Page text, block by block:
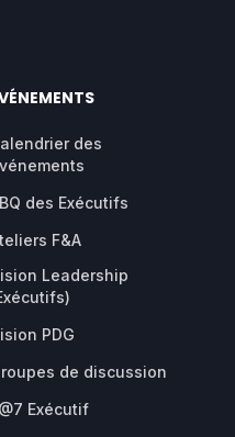
des
des Exécutifs
F&A
Leadership
PDG
de discussion
Exécutif